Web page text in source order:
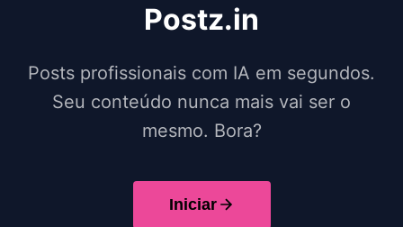
Postz.in
Posts profissionais com IA em segundos.
Seu conteúdo nunca mais vai ser o
mesmo. Bora?
Iniciar